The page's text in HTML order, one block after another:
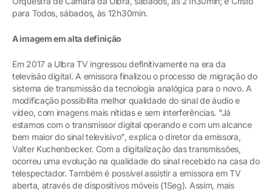
para Todos, sábados, às 12h30min.
A imagem em alta definição
Em 2017 a Ulbra TV ingressou definitivamente na era da
televisão digital. A emissora finalizou o processo de migração do
sistema de transmissão da tecnologia analógica para o novo. A
modificação possibilita melhor qualidade do sinal de áudio e
vídeo, com imagens mais nítidas e sem interferências. "Já
estamos com o transmissor digital operando e com um alcance
bem maior do sinal televisivo", explica o diretor da emissora,
Valter Kuchenbecker. Com a digitalização das transmissões,
ocorreu uma evolução na qualidade do sinal recebido na casa do
telespectador. Também é possível assistir a emissora em TV
aberta, através de dispositivos móveis (1Seg). Assim, mais